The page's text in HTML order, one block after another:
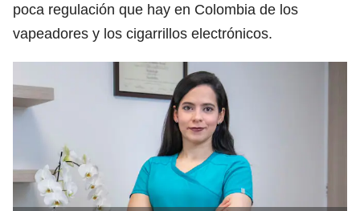
poca regulación que hay en Colombia de los
vapeadores y los cigarrillos electrónicos.